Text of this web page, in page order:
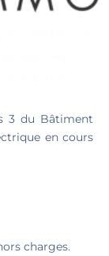
3 du Bâtiment
en cours
charges.